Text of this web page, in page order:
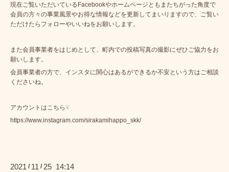
現在ご覧いただいているFacebookやホームページともまたちがった角度で
会員の方々の事業風景やお得な情報などを更新してまいりますので、ご覧い
ただけたらフォローやいいねをお願いします。
また会員事業者をはじめとして、町内での投稿写真の撮影にぜひご協力をお
願いします。
会員事業者の方で、インスタに関心はあるができるか不安という方はご相談
くださいね。
アカウントはこちら☟
https://www.instagram.com/sirakamihappo_skk/
2021 / 11 / 25 14:14